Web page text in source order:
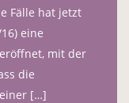
Fälle hat jetzt
eine
mit der
die
[…]